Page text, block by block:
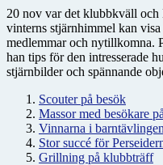
20 nov var det klubbkväll
vinterns stjärnhimmel kan
medlemmar och nytillkomna.
han tips för den intresserade
stjärnbilder och spännande
Scouter på besök
Massor med besökare
Vinnarna i
Stor succé för
Grillning på klubbträff